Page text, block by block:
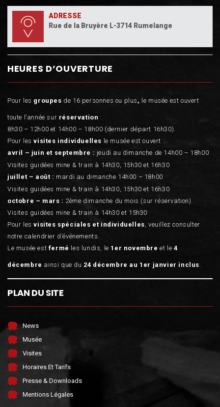
ADRESSE
Rue de la Bruyère L-3714 Rumelange
HEURES D’OUVERTURE
Pour les groupes de 16 personnes ou plus , le musée est ouvert
toute l’année sur réservation :
8h30 – 12h00 et 14h00 – 18h00 (dernier départ 16h30).
Pour lesvisites individuelles le musée est ouvert :
avril – juin et septembre : jeudi au dimanche de 14h00 – 18h00
Visites guidées mine & train à 14h30, 15h30 et 16h30
juillet – août : mardi au dimanche 14h00 – 18h00
Visites guidées mine & train à 14h30, 15h30 et 16h30
octobre – mars : 2ème dimanche du mois (sur réservation)
Visites guidées mine & train à 14h30 et 15h30
Pour lesvisites spéciales et individuelles , veuillez consulter
notre calendrier d’événements.
Le musée est fermé les lundis, le 1er novembre et le 4
décembre ainsi que du 24 décembre au 1er janvier inclus
PLAN DU SITE
News
Musée
Visites
Horaires Et Tarifs
Presse & Downloads
Mentions Légales